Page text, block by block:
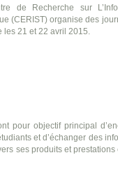
de Recherche sur
(CERIST) organise des
les 21 et 22 avril 2015.
pour objectif principal
et d’échanger des
ses produits et